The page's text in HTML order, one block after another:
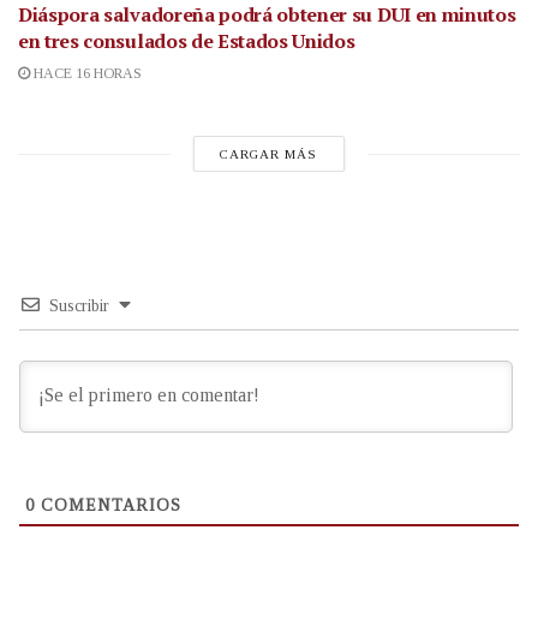
Diáspora salvadoreña podrá obtener su DUI en minutos
en tres consulados de Estados Unidos
HACE 16 HORAS
CARGAR MÁS
Suscribir
0 COMENTARIOS